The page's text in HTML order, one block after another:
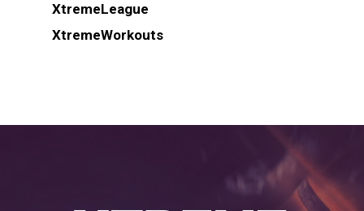
XtremeLeague
XtremeWorkouts